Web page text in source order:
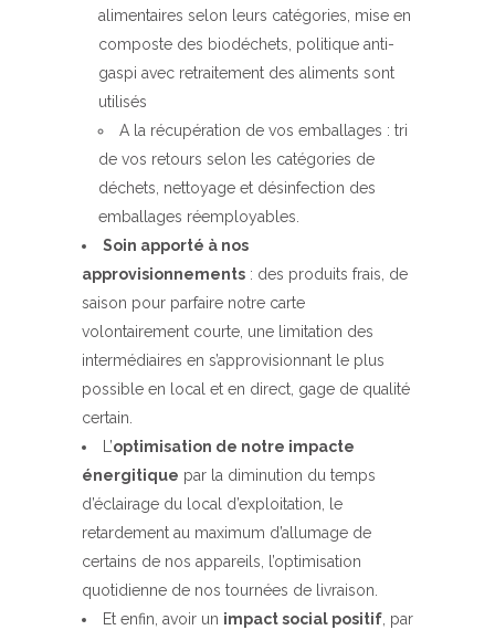
alimentaires selon leurs catégories, mise en
composte des biodéchets, politique anti-
gaspi avec retraitement des aliments sont
utilisés
A la récupération de vos emballages : tri
de vos retours selon les catégories de
déchets, nettoyage et désinfection des
emballages réemployables.
Soin apporté à nos
approvisionnements : des produits frais, de
saison pour parfaire notre carte
volontairement courte, une limitation des
intermédiaires en s’approvisionnant le plus
possible en local et en direct, gage de qualité
certain.
L’optimisation de notre impacte
énergitique par la diminution du temps
d’éclairage du local d’exploitation, le
retardement au maximum d’allumage de
certains de nos appareils, l’optimisation
quotidienne de nos tournées de livraison.
Et enfin, avoir un impact social positif, par